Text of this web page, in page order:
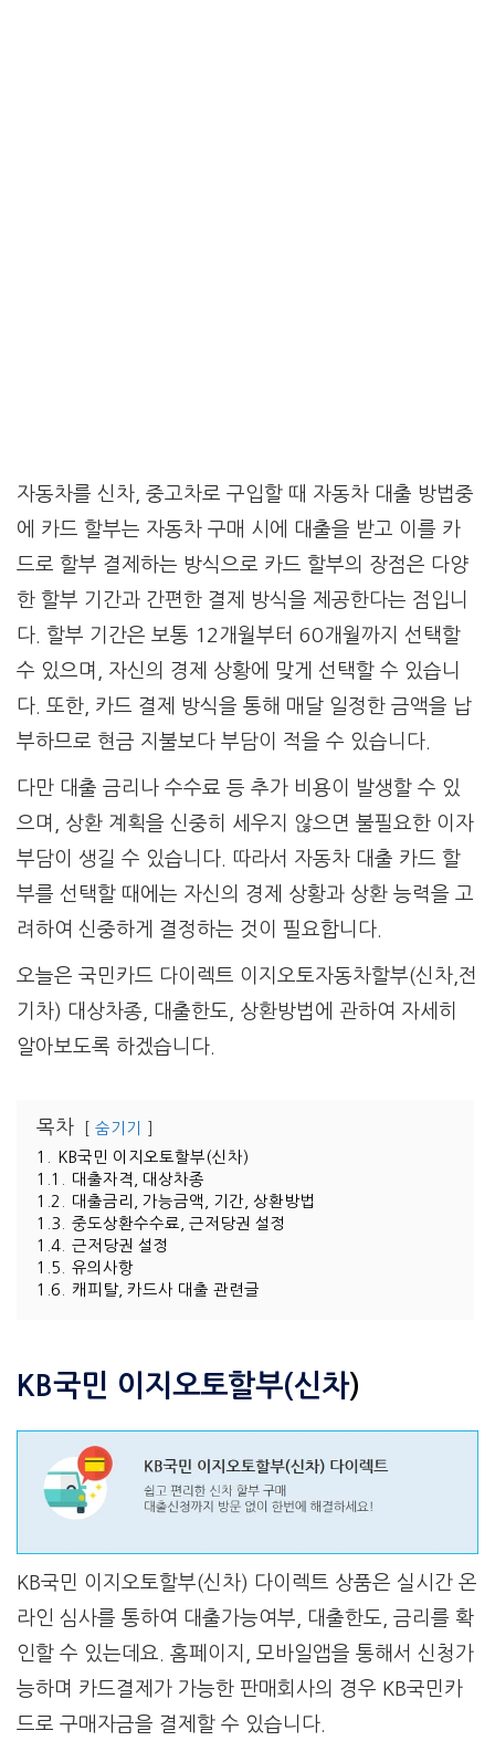
자동차를 신차, 중고차로 구입할 때 자동차 대출 방법중
에 카드 할부는 자동차 구매 시에 대출을 받고 이를 카
드로 할부 결제하는 방식으로 카드 할부의 장점은 다양
한 할부 기간과 간편한 결제 방식을 제공한다는 점입니
다. 할부 기간은 보통 12개월부터 60개월까지 선택할
수 있으며, 자신의 경제 상황에 맞게 선택할 수 있습니
다. 또한, 카드 결제 방식을 통해 매달 일정한 금액을 납
부하므로 현금 지불보다 부담이 적을 수 있습니다.
다만 대출 금리나 수수료 등 추가 비용이 발생할 수 있
으며, 상환 계획을 신중히 세우지 않으면 불필요한 이자
부담이 생길 수 있습니다. 따라서 자동차 대출 카드 할
부를 선택할 때에는 자신의 경제 상황과 상환 능력을 고
려하여 신중하게 결정하는 것이 필요합니다.
오늘은 국민카드 다이렉트 이지오토자동차할부(신차,전
기차) 대상차종, 대출한도, 상환방법에 관하여 자세히
알아보도록 하겠습니다.
목차
숨기기
1.
KB국민 이지오토할부(신차)
1.1.
대출자격, 대상차종
1.2.
대출금리, 가능금액, 기간, 상환방법
1.3.
중도상환수수료, 근저당권 설정
1.4.
근저당권 설정
1.5.
유의사항
1.6.
캐피탈, 카드사 대출 관련글
KB국민 이지오토할부(신차)
KB국민 이지오토할부(신차) 다이렉트 상품은 실시간 온
라인 심사를 통하여 대출가능여부, 대출한도, 금리를 확
인할 수 있는데요. 홈페이지, 모바일앱을 통해서 신청가
능하며 카드결제가 가능한 판매회사의 경우 KB국민카
드로 구매자금을 결제할 수 있습니다.